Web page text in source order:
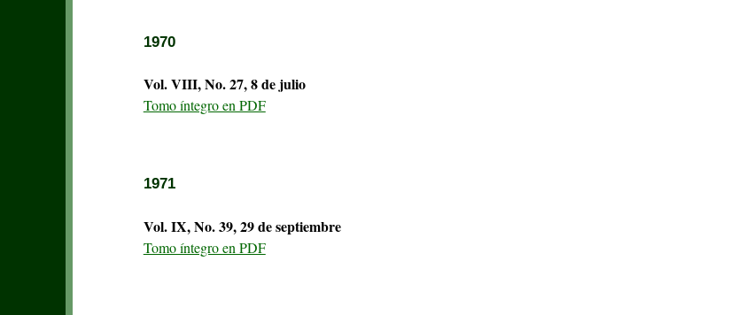
1970
Vol. VIII, No. 27, 8 de julio
Tomo íntegro en PDF
1971
Vol. IX, No. 39, 29 de septiembre
Tomo íntegro en PDF